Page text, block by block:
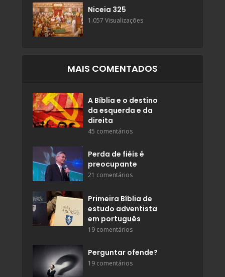
Niceia 325
1.057 Visualizações
MAIS COMENTADOS
A Bíblia e o destino
da esquerda e da
direita
45 comentários
Perda de fiéis é
preocupante
21 comentários
Primeira Bíblia de
estudo adventista
em português
19 comentários
Perguntar ofende?
19 comentários